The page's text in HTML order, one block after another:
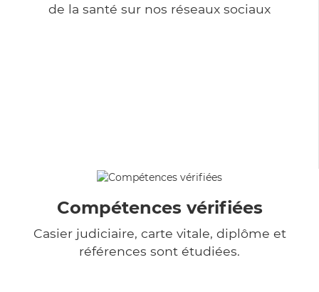
de la santé sur nos réseaux sociaux
Compétences vérifiées
Casier judiciaire, carte vitale, diplôme et
références sont étudiées.